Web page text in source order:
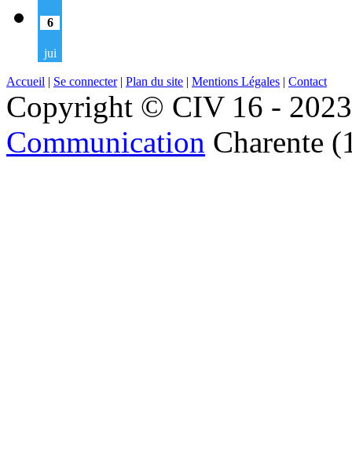
6
jui
Accueil | Se connecter| Plan du site | Mentions Légales | Contact
Copyright © CIV 16 -
Communication Charente